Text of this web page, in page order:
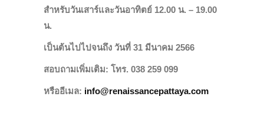
สำหรับวันเสาร์และวันอาทิตย์ 12.00 น. – 19.00
น.
เป็นต้นไปไปจนถึง วันที่ 31 มีนาคม 2566
สอบถามเพิ่มเติม: โทร. 038 259 099
หรืออีเมล: info@renaissancepattaya.com